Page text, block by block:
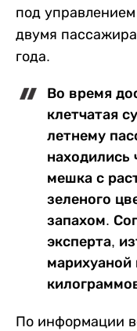
под
двумя
года.
Во время
клетчатая
летнему
находились
мешка с
зеленого
запахом.
эксперта,
марихуаной
По информации